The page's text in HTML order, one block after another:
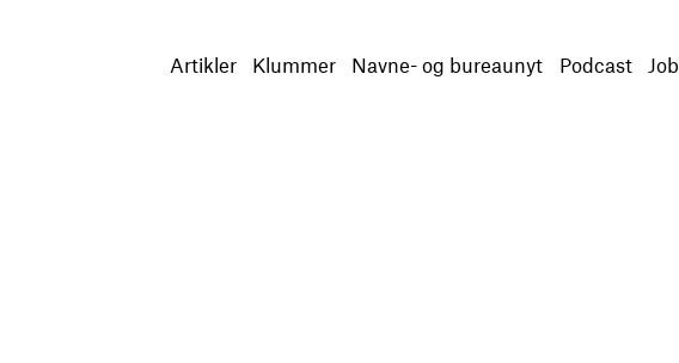
Artikler Klummer Navne- og bureaunyt Podcast